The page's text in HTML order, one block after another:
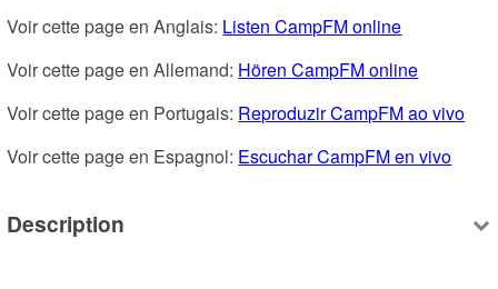
Voir cette page en Anglais: Listen CampFM online
Voir cette page en Allemand: Hören CampFM online
Voir cette page en Portugais: Reproduzir CampFM ao vivo
Voir cette page en Espagnol: Escuchar CampFM en vivo
Description